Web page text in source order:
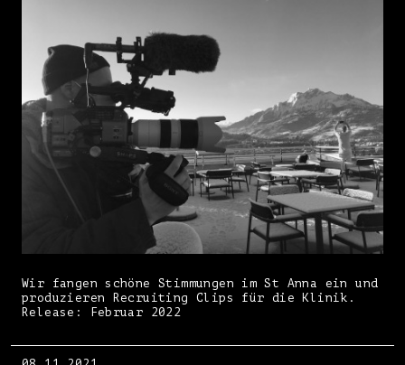
Wir fangen schöne Stimmungen im St Anna ein und
produzieren Recruiting Clips für die Klinik.
Release: Februar 2022